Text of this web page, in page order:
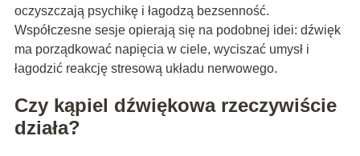
oczyszczają psychikę i łagodzą bezsenność.
Współczesne sesje opierają się na podobnej idei: dźwięk
ma porządkować napięcia w ciele, wyciszać umysł i
łagodzić reakcję stresową układu nerwowego.
Czy kąpiel dźwiękowa rzeczywiście
działa?